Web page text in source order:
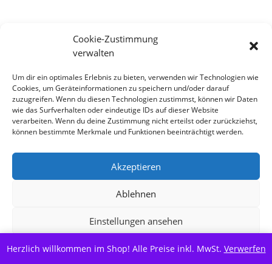
Cookie-Zustimmung
verwalten
Um dir ein optimales Erlebnis zu bieten, verwenden wir Technologien wie
Cookies, um Geräteinformationen zu speichern und/oder darauf
zuzugreifen. Wenn du diesen Technologien zustimmst, können wir Daten
wie das Surfverhalten oder eindeutige IDs auf dieser Website
verarbeiten. Wenn du deine Zustimmung nicht erteilst oder zurückziehst,
können bestimmte Merkmale und Funktionen beeinträchtigt werden.
Akzeptieren
Ablehnen
Einstellungen ansehen
Cookie-RichtlinieDatenschutzerklärung
Herzlich willkommen im Shop! Alle Preise inkl. MwSt. Verwerfen
Alle Preise inkl. der gesetzlichen MwSt.
Vertrag widerrufen